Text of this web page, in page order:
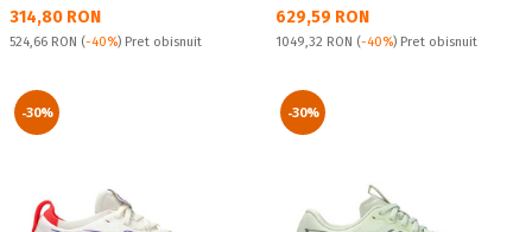
Текуща цена:
314,80 RON
Pret obisnuit:
524,66 RON (-40%) Pret obisnuit
Текуща цена:
629,59 RON
Pret obisnuit:
1049,32 RON (-40%) Pret obisnuit
-30% -30%